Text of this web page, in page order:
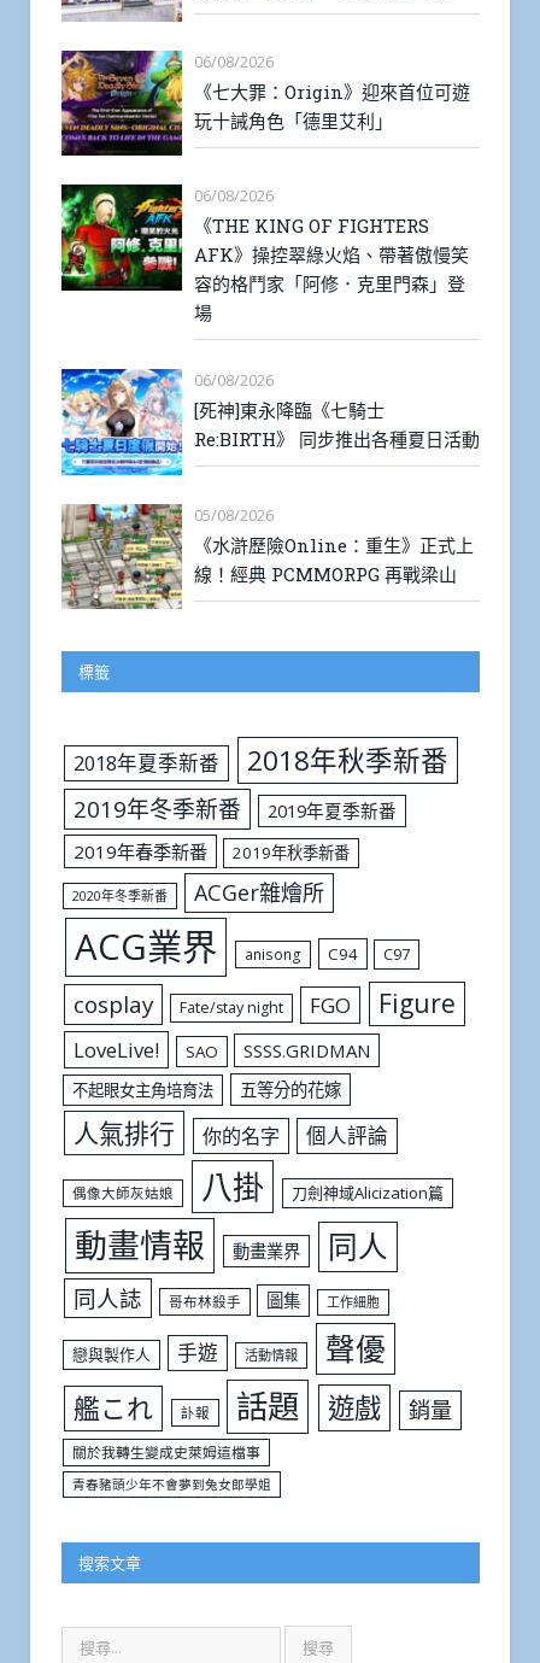
06/08/2026
《七大罪：Origin》迎來首位可遊
玩十誡角色「德里艾利」
06/08/2026
《THE KING OF FIGHTERS
AFK》操控翠綠火焰、帶著傲慢笑
容的格鬥家「阿修．克里門森」登
場
06/08/2026
[死神]東永降臨《七騎士
Re:BIRTH》 同步推出各種夏日活動
05/08/2026
《水滸歷險Online：重生》正式上
線！經典 PCMMORPG 再戰梁山
標籤
2018年夏季新番 2018年秋季新番
2019年冬季新番
2019年夏季新番
2019年春季新番
2019年秋季新番
2020年冬季新番 ACGer雜燴所
ACG業界 anisong C94 C97
cosplay Fate/stay night FGO Figure
LoveLive! SAO SSSS.GRIDMAN
不起眼女主角培育法 五等分的花嫁
人氣排行 你的名字 個人評論
偶像大師灰姑娘 八掛 刀劍神域Alicization篇
動畫情報 動畫業界 同人
同人誌 哥布林殺手 圖集 工作細胞
戀與製作人 手遊 活動情報 聲優
艦これ 訃報 話題 遊戲 銷量
關於我轉生變成史萊姆這檔事
青春豬頭少年不會夢到兔女郎學姐
搜索文章